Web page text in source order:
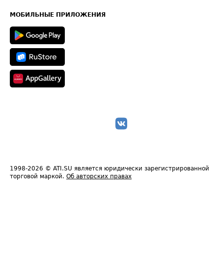
Техническая информация
МОБИЛЬНЫЕ ПРИЛОЖЕНИЯ
1998-2026 © ATI.SU является юридически зарегистрированной
торговой маркой. Об авторских правах